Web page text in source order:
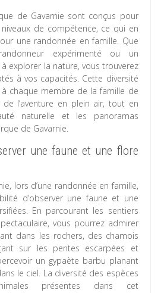
de Gavarnie sont conçus pour
de compétence, ce qui en
une randonnée en famille. Que
expérimenté ou un
explorer la nature, vous trouverez
à vos capacités. Cette diversité
chaque membre de la famille de
l’aventure en plein air, tout en
naturelle et les panoramas
de Gavarnie.
une faune et une flore
lors d’une randonnée en famille,
d’observer une faune et une
En parcourant les sentiers
vous pourrez admirer
dans les rochers, des chamois
sur les pentes escarpées et
un gypaète barbu planant
le ciel. La diversité des espèces
présentes dans cet